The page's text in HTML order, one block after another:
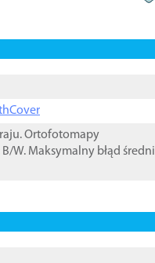
Ortofotomapy
W. Maksymalny błąd średni